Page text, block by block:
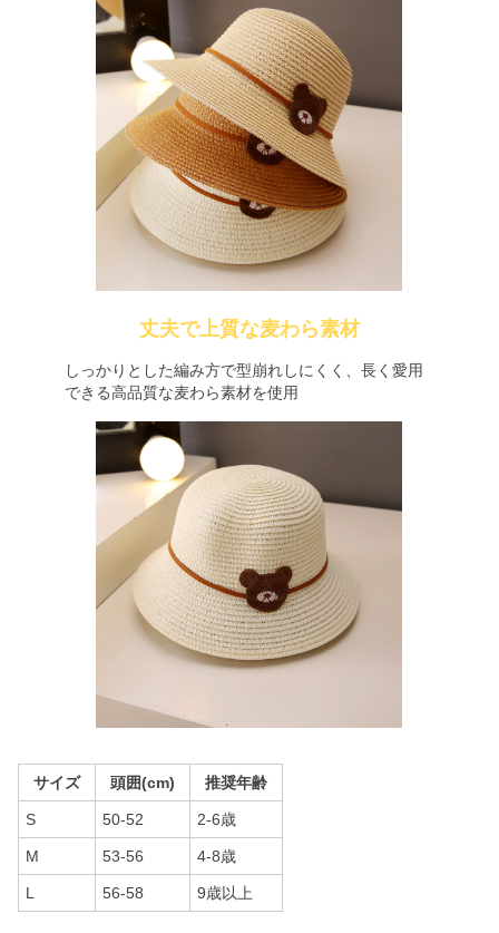
丈夫で上質な麦わら素材
しっかりとした編み方で型崩れしにくく、長く愛用
できる高品質な麦わら素材を使用
サイズ 頭囲(cm) 推奨年齢
S 50-52 2-6歳
M 53-56 4-8歳
L 56-58 9歳以上